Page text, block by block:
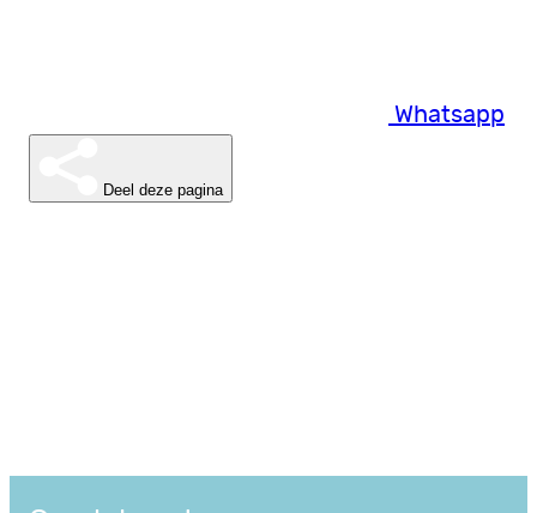
Whatsapp
Deel deze pagina